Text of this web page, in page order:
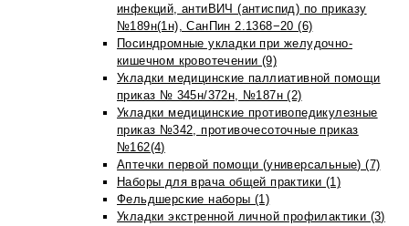
инфекций, антиВИЧ (антиспид) по приказу
№189н(1н), СанПин 2.1368−20 (6)
Посиндромные укладки при желудочно-
кишечном кровотечении (9)
Укладки медицинские паллиативной помощи
приказ № 345н/372н, №187н (2)
Укладки медицинские противопедикулезные
приказ №342, противочесоточные приказ
№162(4)
Аптечки первой помощи (универсальные) (7)
Наборы для врача общей практики (1)
Фельдшерские наборы (1)
Укладки экстренной личной профилактики (3)